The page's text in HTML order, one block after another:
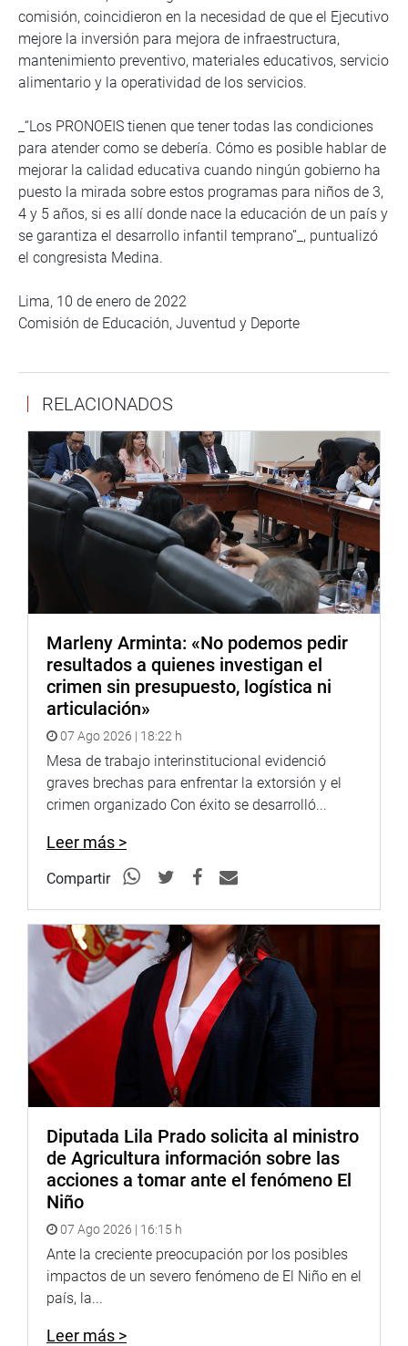
comisión, coincidieron en la necesidad de que el Ejecutivo
mejore la inversión para mejora de infraestructura,
mantenimiento preventivo, materiales educativos, servicio
alimentario y la operatividad de los servicios.
_“Los PRONOEIS tienen que tener todas las condiciones
para atender como se debería. Cómo es posible hablar de
mejorar la calidad educativa cuando ningún gobierno ha
puesto la mirada sobre estos programas para niños de 3,
4 y 5 años, si es allí donde nace la educación de un país y
se garantiza el desarrollo infantil temprano”_, puntualizó
el congresista Medina.
Lima, 10 de enero de 2022
Comisión de Educación, Juventud y Deporte
RELACIONADOS
Marleny Arminta: «No podemos pedir
resultados a quienes investigan el
crimen sin presupuesto, logística ni
articulación»
07 Ago 2026 | 18:22 h
Mesa de trabajo interinstitucional evidenció
graves brechas para enfrentar la extorsión y el
crimen organizado Con éxito se desarrolló...
Leer más >
Compartir
Diputada Lila Prado solicita al ministro
de Agricultura información sobre las
acciones a tomar ante el fenómeno El
Niño
07 Ago 2026 | 16:15 h
Ante la creciente preocupación por los posibles
impactos de un severo fenómeno de El Niño en el
país, la...
Leer más >